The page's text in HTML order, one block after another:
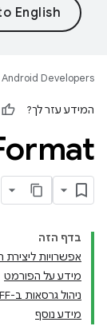
Android Developers
המידע עזר לך?
בדף הזה
אפשרויות ליצירת
מידע על הפורמט
ניהול גרסאות ב-WFF
מידע נוסף